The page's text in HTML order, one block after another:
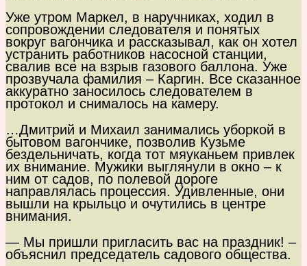
Уже утром Маркел, в наручниках, ходил в
сопровождении следователя и понятых
вокруг вагончика и рассказывал, как он хотел
устранить работников насосной станции,
свалив все на взрыв газового баллона. Уже
прозвучала фамилия – Каргин. Все сказанное
аккуратно заносилось следователем в
протокол и снималось на камеру.
…Дмитрий и Михаил занимались уборкой в
бытовом вагончике, позволив Кузьме
бездельничать, когда тот мяуканьем привлек
их внимание. Мужики выглянули в окно – к
ним от садов, по полевой дороге
направлялась процессия. Удивленные, они
вышли на крыльцо и очутились в центре
внимания.
— Мы пришли пригласить вас на праздник! –
объяснил председатель садового общества.